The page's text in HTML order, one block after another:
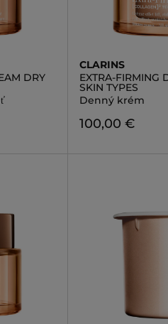
DRY
CLARINS
EXTRA-FIRMING
SKIN TYPES
Denný krém
100,00 €